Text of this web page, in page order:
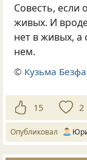
Совесть, если
живых. И
нет в живых, а
нем.
© Кузьма
15 2
Опубликовал